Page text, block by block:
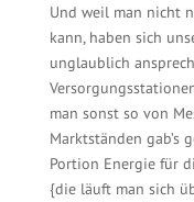
Und weil man nicht
kann, haben sich
unglaublich
man sonst so von
Marktständen gab’s
Portion Energie für
{die läuft man sich